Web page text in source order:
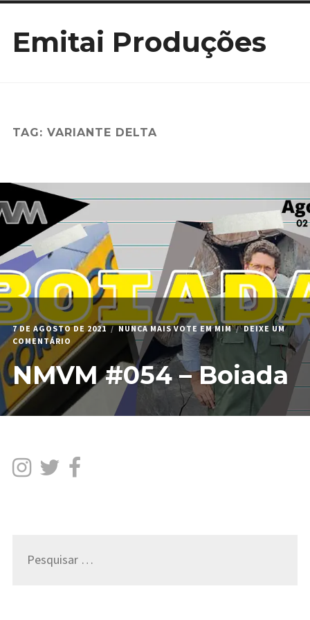
paraEmitai Produções
TAG: VARIANTE DELTA
7 DE AGOSTO DE 2021 NUNCA MAIS VOTE EM MIM
DEIXE UM
COMENTÁRIO EM
NMVM
#054
–
BOIADA
NMVM #054 – Boiada